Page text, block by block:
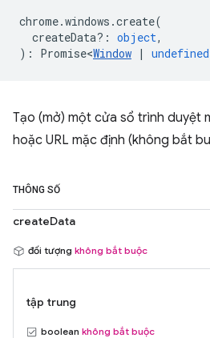
chrome.windows .create(
createData? : object,
) : Promise<Window | undefined
Tạo (mở) một cửa sổ trình duyệt
hoặc URL mặc định (không bắt
THÔNG SỐ
createData
đối tượng không bắt buộc
tập trung
boolean không bắt buộc